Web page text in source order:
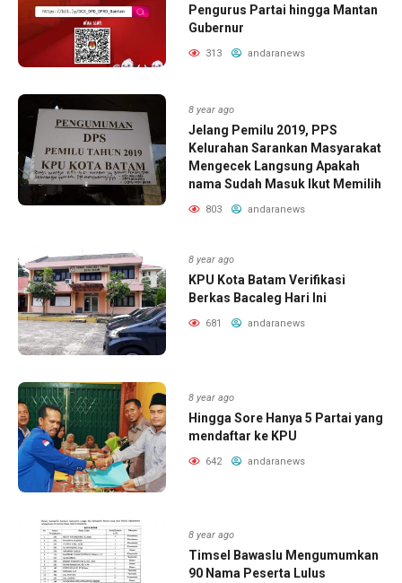
Pengurus Partai hingga Mantan
Gubernur
313 andaranews
8 year ago
Jelang Pemilu 2019, PPS
Kelurahan Sarankan Masyarakat
Mengecek Langsung Apakah
nama Sudah Masuk Ikut Memilih
803 andaranews
8 year ago
KPU Kota Batam Verifikasi
Berkas Bacaleg Hari Ini
681 andaranews
8 year ago
Hingga Sore Hanya 5 Partai yang
mendaftar ke KPU
642 andaranews
8 year ago
Timsel Bawaslu Mengumumkan
90 Nama Peserta Lulus